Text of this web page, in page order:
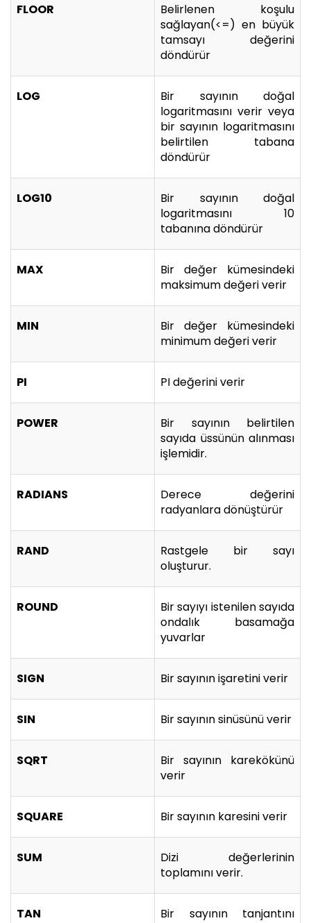
FLOOR
Belirlenen koşulu
sağlayan(<=) en büyük
tamsayı değerini
döndürür
LOG
Bir sayının doğal
logaritmasını verir veya
bir sayının logaritmasını
belirtilen tabana
döndürür
LOG10
Bir sayının doğal
logaritmasını 10
tabanına döndürür
MAX
Bir değer kümesindeki
maksimum değeri verir
MIN
Bir değer kümesindeki
minimum değeri verir
PI PI değerini verir
POWER
Bir sayının belirtilen
sayıda üssünün alınması
işlemidir.
RADIANS
Derece değerini
radyanlara dönüştürür
RAND
Rastgele bir sayı
oluşturur.
ROUND
Bir sayıyı istenilen sayıda
ondalık basamağa
yuvarlar
SIGN Bir sayının işaretini verir
SIN Bir sayının sinüsünü verir
SQRT
Bir sayının karekökünü
verir
SQUARE Bir sayının karesini verir
SUM
Dizi değerlerinin
toplamını verir.
TAN
Bir sayının tanjantını